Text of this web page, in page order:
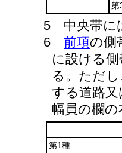
第
5
中央帯に
6
前項の側
に設ける
る。 ただ
する道路
幅員の欄
第1種